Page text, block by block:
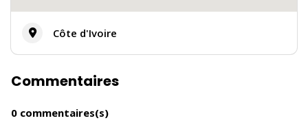
Côte d'Ivoire
Commentaires
0 commentaires(s)